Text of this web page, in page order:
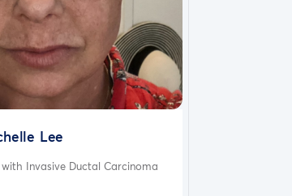
Lee
Invasive Ductal Carcinoma